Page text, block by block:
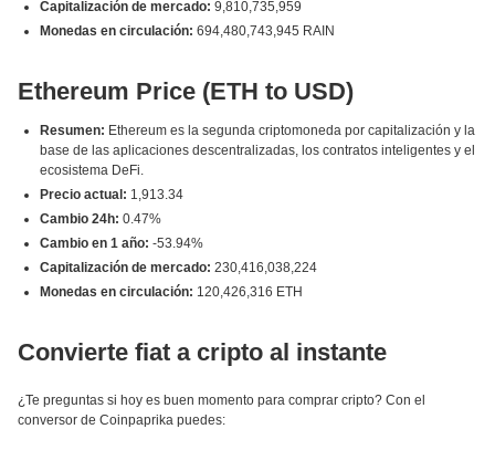
Capitalización de mercado: 9,810,735,959
Monedas en circulación: 694,480,743,945 RAIN
Ethereum Price (ETH to USD)
Resumen: Ethereum es la segunda criptomoneda por capitalización y la
base de las aplicaciones descentralizadas, los contratos inteligentes y el
ecosistema DeFi.
Precio actual: 1,913.34
Cambio 24h: 0.47%
Cambio en 1 año: -53.94%
Capitalización de mercado: 230,416,038,224
Monedas en circulación: 120,426,316 ETH
Convierte fiat a cripto al instante
¿Te preguntas si hoy es buen momento para comprar cripto? Con el
conversor de Coinpaprika puedes: